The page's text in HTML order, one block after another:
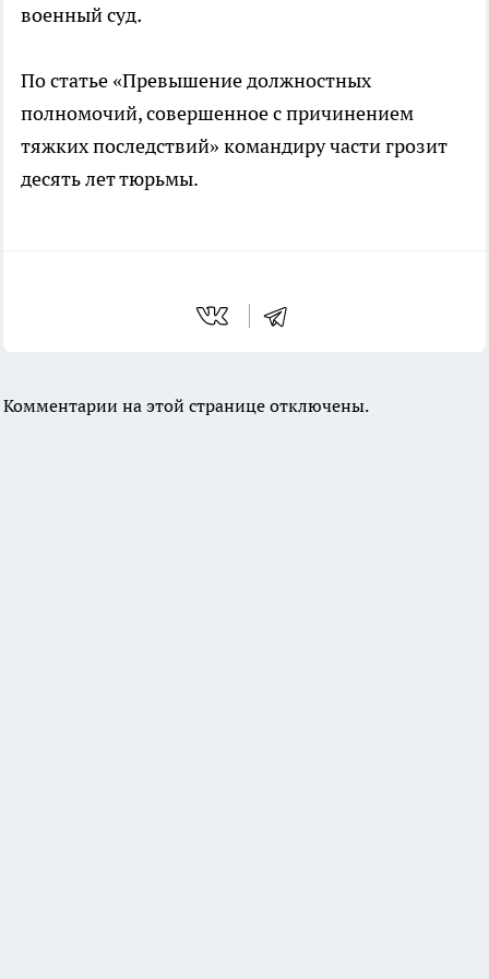
военный суд.
По статье «Превышение должностных
полномочий, совершенное с причинением
тяжких последствий» командиру части грозит
десять лет тюрьмы.
Комментарии на этой странице отключены.